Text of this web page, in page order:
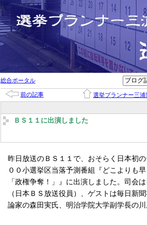
総合ポータル
前の記事 選挙プランナー三
ＢＳ１１に出演しました
昨日放送のＢＳ１１で、おそらく日本初
００小選挙区当落予測番組『どこよりも
「政権争奪！」』に出演しました。司会
（日本ＢＳ放送役員）、ゲストは毎日新
論家の森田実氏、明治学院大学副学長の川